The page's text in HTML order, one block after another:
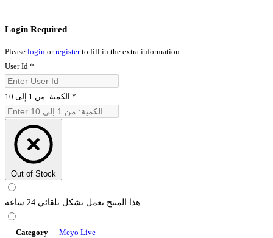
Login Required
Please login orregisterto fill in the extra information.
User Id *
*
Out of Stock
هذا المنتج يعمل بشكل تلقائي 24 ساعة
Category
Meyo Live